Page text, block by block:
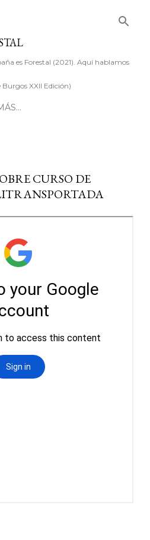
es Forestal (2021). Aquí hablamos
XXII Edición)
CURSO DE